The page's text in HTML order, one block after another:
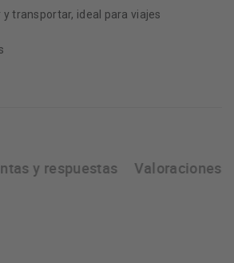
y transportar, ideal para viajes
y respuestas Valoraciones